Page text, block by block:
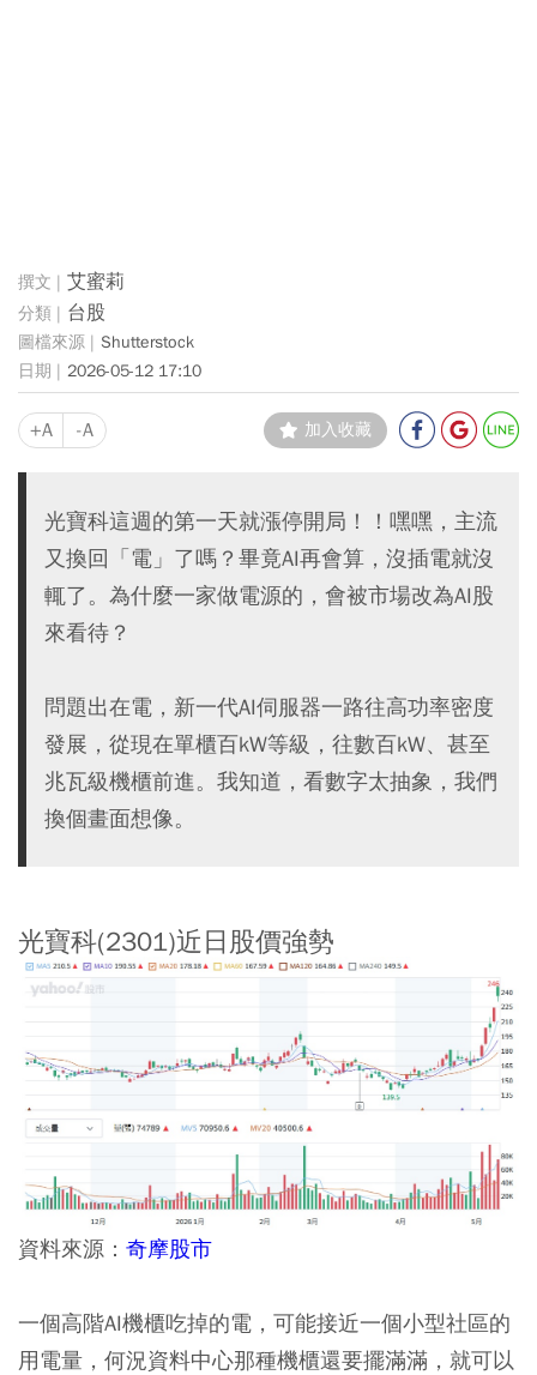
艾蜜莉
台股
Shutterstock
2026-05-12 17:10
+A -A 加入收藏
光寶科這週的第一天就漲停開局！！嘿嘿，主流
又換回「電」了嗎？畢竟AI再會算，沒插電就沒
輒了。為什麼一家做電源的，會被市場改為AI股
來看待？
問題出在電，新一代AI伺服器一路往高功率密度
發展，從現在單櫃百kW等級，往數百kW、甚至
兆瓦級機櫃前進。我知道，看數字太抽象，我們
換個畫面想像。
光寶科(2301)近日股價強勢
資料來源： 奇摩股市
一個高階AI機櫃吃掉的電，可能接近一個小型社區的
用電量，何況資料中心那種機櫃還要擺滿滿，就可以